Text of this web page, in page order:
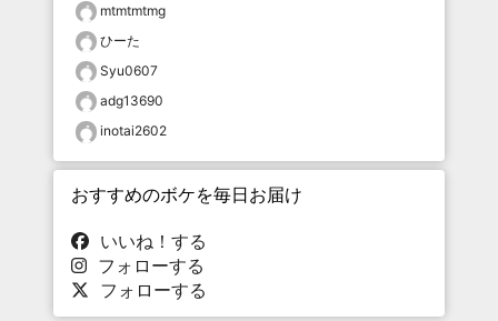
mtmtmtmg
ひーた
Syu0607
adg13690
inotai2602
おすすめのボケを毎日お届け
いいね！する
フォローする
フォローする